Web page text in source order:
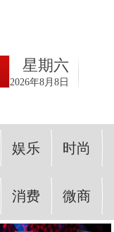
星期六
2026年8月8日
娱乐 时尚
消费 微商